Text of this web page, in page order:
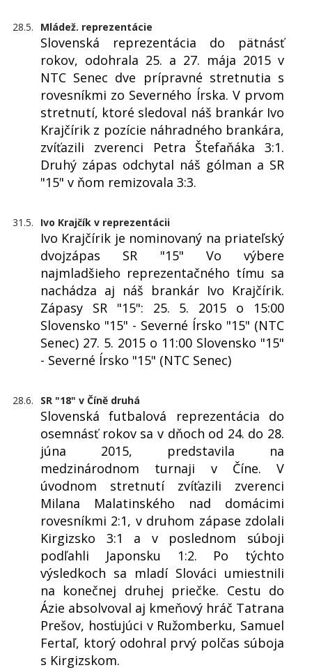
28.5. Mládež. reprezentácie
Slovenská reprezentácia do pätnásť
rokov, odohrala 25. a 27. mája 2015 v
NTC Senec dve prípravné stretnutia s
rovesníkmi zo Severného Írska. V prvom
stretnutí, ktoré sledoval náš brankár Ivo
Krajčírik z pozície náhradného brankára,
zvíťazili zverenci Petra Štefaňáka 3:1.
Druhý zápas odchytal náš gólman a SR
"15" v ňom remizovala 3:3.
31.5. Ivo Krajčík v reprezentácii
Ivo Krajčírik je nominovaný na priateľský
dvojzápas SR "15" Vo výbere
najmladšieho reprezentačného tímu sa
nachádza aj náš brankár Ivo Krajčírik.
Zápasy SR "15": 25. 5. 2015 o 15:00
Slovensko "15" - Severné Írsko "15" (NTC
Senec) 27. 5. 2015 o 11:00 Slovensko "15"
- Severné Írsko "15" (NTC Senec)
28.6. SR "18" v Číně druhá
Slovenská futbalová reprezentácia do
osemnásť rokov sa v dňoch od 24. do 28.
júna 2015, predstavila na
medzinárodnom turnaji v Číne. V
úvodnom stretnutí zvíťazili zverenci
Milana Malatinského nad domácimi
rovesníkmi 2:1, v druhom zápase zdolali
Kirgizsko 3:1 a v poslednom súboji
podľahli Japonsku 1:2. Po týchto
výsledkoch sa mladí Slováci umiestnili
na konečnej druhej priečke. Cestu do
Ázie absolvoval aj kmeňový hráč Tatrana
Prešov, hosťujúci v Ružomberku, Samuel
Fertaľ, ktorý odohral prvý polčas súboja
s Kirgizskom.